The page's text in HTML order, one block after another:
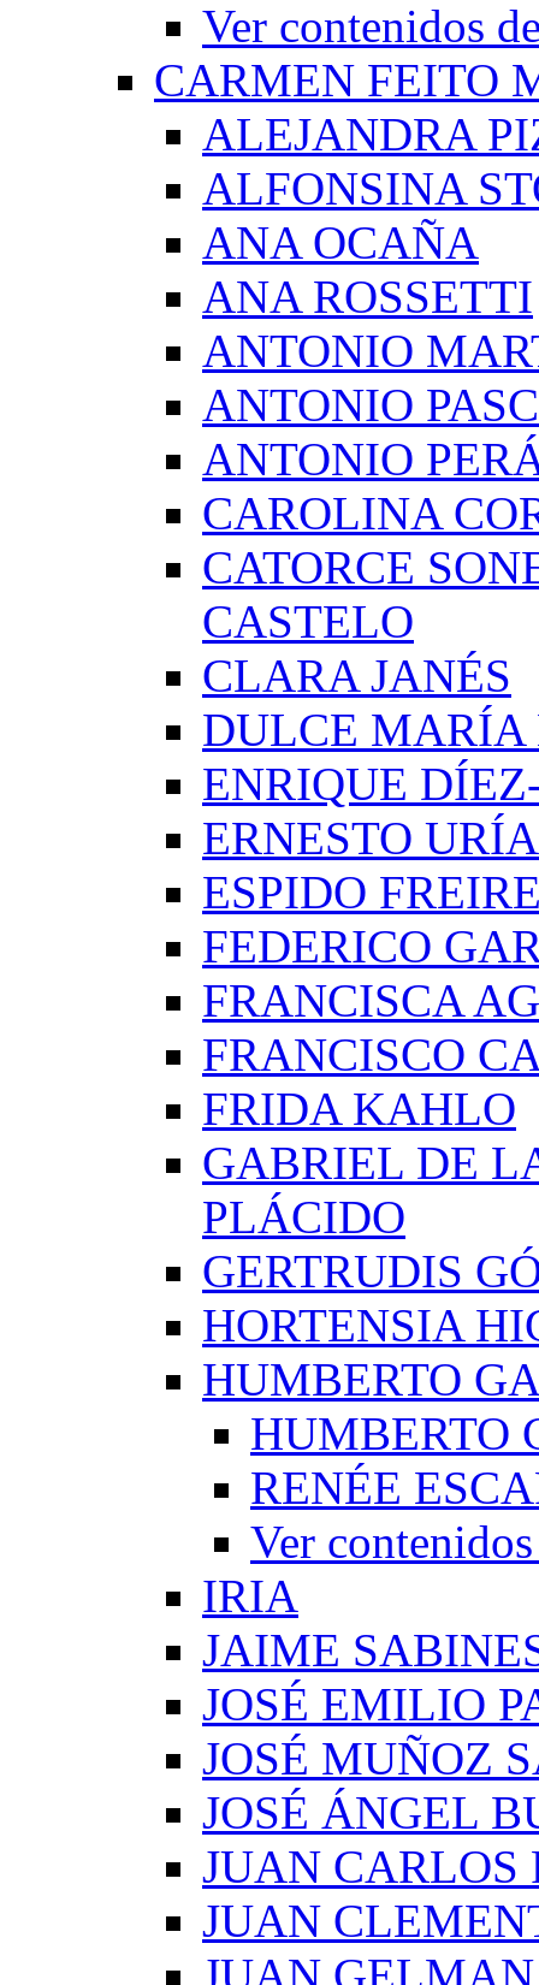
Ver contenidos
CARMEN FEITO
ALEJANDRA
ALFONSINA
ANA OCAÑA
ANA ROSSETTI
ANTONIO
ANTONIO
ANTONIO
CAROLINA
CATORCE
CASTELO
CLARA JANÉS
DULCE
ENRIQUE
ERNESTO URÍA
ESPIDO
FEDERICO
FRANCISCA
FRANCISCO
FRIDA KAHLO
GABRIEL DE
PLÁCIDO
GERTRUDIS
HORTENSIA
HUMBERTO
HUMBERTO
RENÉE
Ver
IRIA
JAIME
JOSÉ EMILIO
JOSÉ MUÑOZ
JOSÉ ÁNGEL
JUAN CARLOS
JUAN
JUAN GELMAN